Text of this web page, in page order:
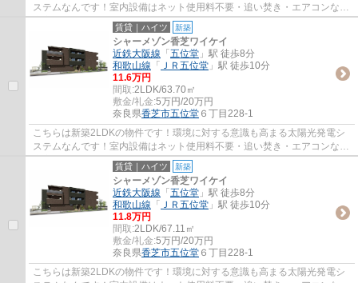
ステムなんです！室内設備はネット使用料不要・追い焚き・エアコンなど
充実した設備を備え付けています！こちらの...
賃貸｜ハイツ 新築
シャーメゾン香芝ワイケイ
近鉄大阪線 「 五位堂 」駅 徒歩8分
和歌山線 「 ＪＲ五位堂 」駅 徒歩10分
11.6万円
間取:2LDK/63.70㎡
敷金/礼金:5万円/20万円
奈良県香芝市五位堂 ６丁目228-1
こちらは新築2LDKの物件です！環境に対する意識も高まる太陽光発電シ
ステムなんです！室内設備はネット使用料不要・追い焚き・エアコンなど
充実した設備を備え付けています！こちらの...
賃貸｜ハイツ 新築
シャーメゾン香芝ワイケイ
近鉄大阪線 「 五位堂 」駅 徒歩8分
和歌山線 「 ＪＲ五位堂 」駅 徒歩10分
11.8万円
間取:2LDK/67.11㎡
敷金/礼金:5万円/20万円
奈良県香芝市五位堂 ６丁目228-1
こちらは新築2LDKの物件です！環境に対する意識も高まる太陽光発電シ